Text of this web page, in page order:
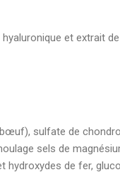
et extrait
sulfate de
sels de
de fer,